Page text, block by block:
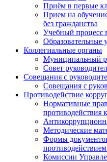
Приём в первые
Прием на
без гражданства
Учебный процесс
Образовательные
Коллегиальные органы
Муниципальный
Совет
Совещания с
Совещания с
Противодействие
Нормативные
противодействия
Методические
Формы
Комиссии